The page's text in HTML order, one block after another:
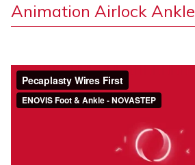
Animation Airlock Ankle